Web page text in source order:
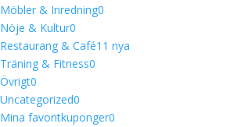
Möbler & Inredning0
Nöje & Kultur0
Restaurang & Café1 1 nya
Träning & Fitness0
Övrigt0
Uncategorized0
Mina favoritkuponger0